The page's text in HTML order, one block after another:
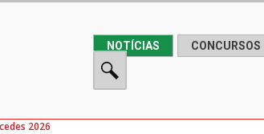
NOTÍCIAS CONCURSOS
2026